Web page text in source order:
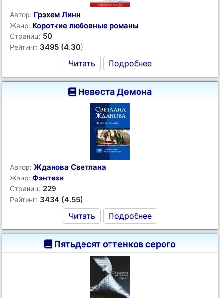
Автор: Грэхем Линн
Жанр: Короткие любовные романы
Страниц: 50
Рейтинг: 3495 (4.30)
Читать Подробнее
Невеста Демона
Автор: Жданова Светлана
Жанр: Фэнтези
Страниц: 229
Рейтинг: 3434 (4.55)
Читать Подробнее
Пятьдесят оттенков серого